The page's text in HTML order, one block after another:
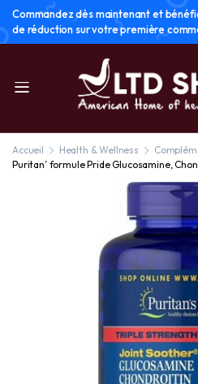
Commandez dès maintenant et
de réduction sur votre première
Accueil Health & Wellness
Puritan’ formule Pride Glucosamine,